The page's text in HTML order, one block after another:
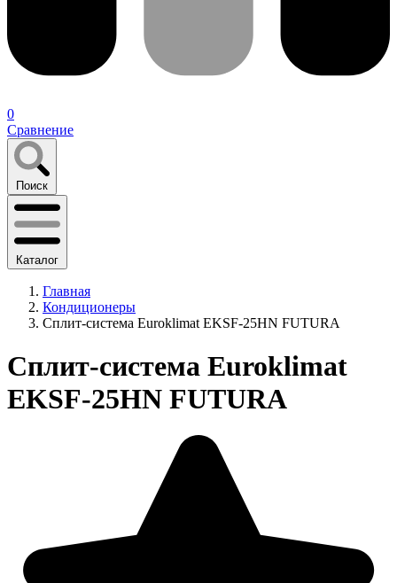
0
Сравнение
Поиск
Каталог
Главная
Кондиционеры
Сплит-система Euroklimat EKSF-25HN FUTURA
Сплит-система Euroklimat
EKSF-25HN FUTURA